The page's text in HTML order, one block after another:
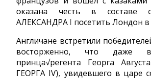
оказана честь в составе
АЛЕКСАНДРА I посетить Лондон в
Англичане встретили
восторженно, что даже
принца√регента Георга
ГЕОРГА IV), увидевшего в царе